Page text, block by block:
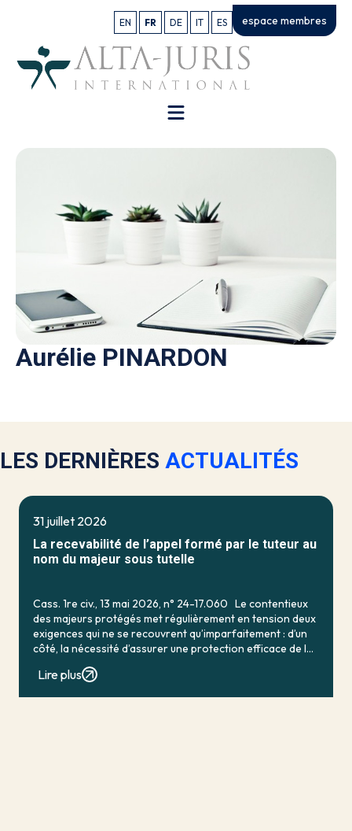
EN FR DE IT ES espace membres
Aurélie PINARDON
LES DERNIÈRES ACTUALITÉS
31 juillet 2026
La recevabilité de l’appel formé par le tuteur au
nom du majeur sous tutelle
Cass. 1re civ., 13 mai 2026, n° 24-17.060 Le contentieux
des majeurs protégés met régulièrement en tension deux
exigences qui ne se recouvrent qu’imparfaitement : d’un
côté, la nécessité d’assurer une protection efficace de la
Lire plus